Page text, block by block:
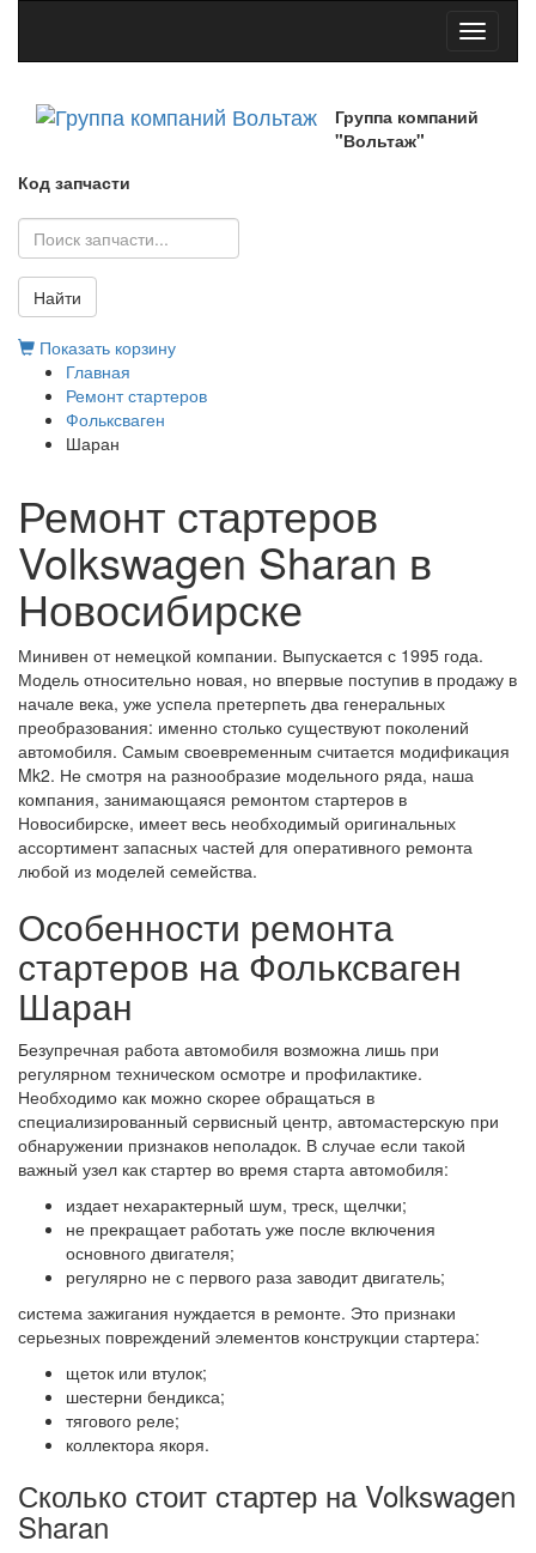
Toggle
Группа компаний
"Вольтаж"
Код запчасти
Найти
Показать корзину
Главная
Ремонт стартеров
Фольксваген
Шаран
Ремонт стартеров
Volkswagen Sharan в
Новосибирске
Минивен от немецкой компании. Выпускается с 1995 года.
Модель относительно новая, но впервые поступив в продажу в
начале века, уже успела претерпеть два генеральных
преобразования: именно столько существуют поколений
автомобиля. Самым своевременным считается модификация
Mk2. Не смотря на разнообразие модельного ряда, наша
компания, занимающаяся ремонтом стартеров в
Новосибирске, имеет весь необходимый оригинальных
ассортимент запасных частей для оперативного ремонта
любой из моделей семейства.
Особенности ремонта
стартеров на Фольксваген
Шаран
Безупречная работа автомобиля возможна лишь при
регулярном техническом осмотре и профилактике.
Необходимо как можно скорее обращаться в
специализированный сервисный центр, автомастерскую при
обнаружении признаков неполадок. В случае если такой
важный узел как стартер во время старта автомобиля:
издает нехарактерный шум, треск, щелчки;
не прекращает работать уже после включения
основного двигателя;
регулярно не с первого раза заводит двигатель;
система зажигания нуждается в ремонте. Это признаки
серьезных повреждений элементов конструкции стартера:
щеток или втулок;
шестерни бендикса;
тягового реле;
коллектора якоря.
Сколько стоит стартер на Volkswagen
Sharan